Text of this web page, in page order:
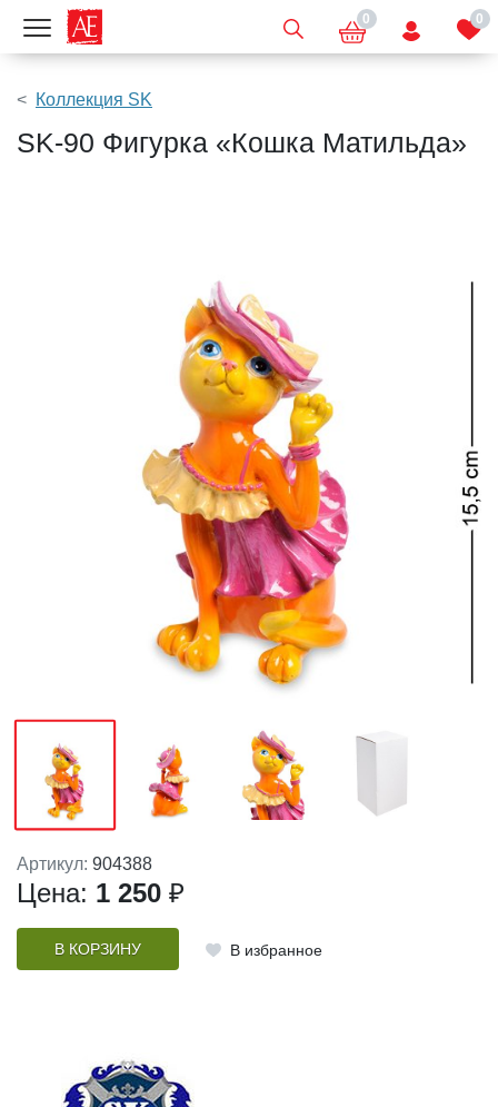
Показать меню 0 0
Коллекция SK
SK-90 Фигурка «Кошка Матильда»
Артикул: 904388
Цена: 1 250 ₽
В КОРЗИНУ В избранное